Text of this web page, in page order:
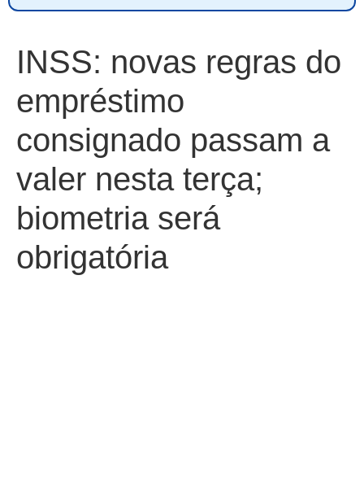
INSS: novas regras do
empréstimo
consignado passam a
valer nesta terça;
biometria será
obrigatória